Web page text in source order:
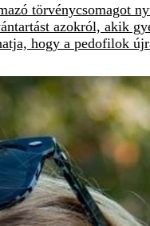
törvénycsomagot
azokról, akik
hogy a pedofilok